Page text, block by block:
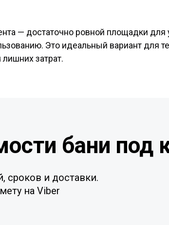
— достаточно ровной площадки для
Это идеальный вариант для
затрат.
сроков и доставки.
на Viber
бани под